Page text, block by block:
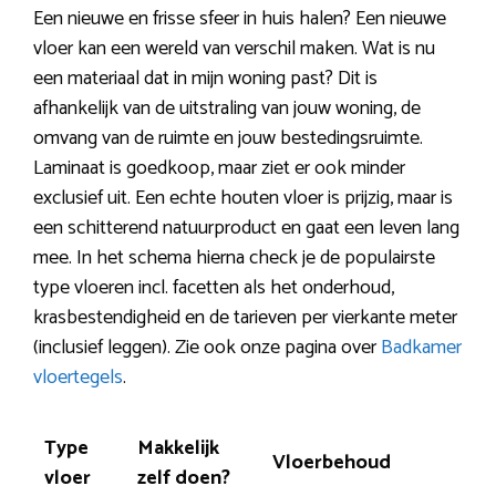
Een nieuwe en frisse sfeer in huis halen? Een nieuwe
vloer kan een wereld van verschil maken. Wat is nu
een materiaal dat in mijn woning past? Dit is
afhankelijk van de uitstraling van jouw woning, de
omvang van de ruimte en jouw bestedingsruimte.
Laminaat is goedkoop, maar ziet er ook minder
exclusief uit. Een echte houten vloer is prijzig, maar is
een schitterend natuurproduct en gaat een leven lang
mee. In het schema hierna check je de populairste
type vloeren incl. facetten als het onderhoud,
krasbestendigheid en de tarieven per vierkante meter
(inclusief leggen). Zie ook onze pagina overBadkamer
vloertegels.
Type
vloer
Makkelijk
zelf doen?
Vloerbehoud